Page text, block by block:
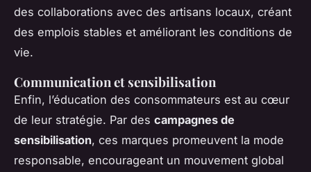
des collaborations avec des artisans locaux, créant
des emplois stables et améliorant les conditions de
vie.
Communication et sensibilisation
Enfin, l’éducation des consommateurs est au cœur
de leur stratégie. Par des campagnes de
sensibilisation, ces marques promeuvent la mode
responsable, encourageant un mouvement global